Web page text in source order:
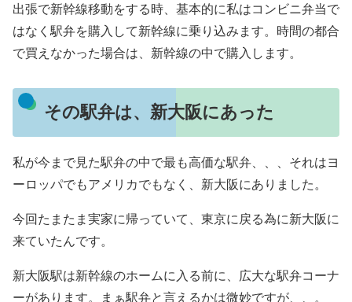
出張で新幹線移動をする時、基本的に私はコンビニ弁当で
はなく駅弁を購入して新幹線に乗り込みます。時間の都合
で買えなかった場合は、新幹線の中で購入します。
その駅弁は、新大阪にあった
私が今まで見た駅弁の中で最も高価な駅弁、、、それはヨ
ーロッパでもアメリカでもなく、新大阪にありました。
今回たまたま実家に帰っていて、東京に戻る為に新大阪に
来ていたんです。
新大阪駅は新幹線のホームに入る前に、広大な駅弁コーナ
ーがあります。まぁ駅弁と言えるかは微妙ですが、、。